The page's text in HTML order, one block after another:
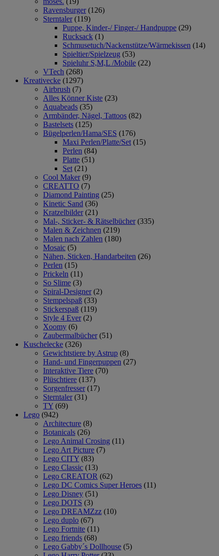
Ravensburger (126)
Sterntaler (119)
Puppe, Kinder-/ Finger-/ Handpuppe (29)
Rucksack (1)
Schmusetuch/Nackenstütze/Wärmekissen (14)
Spieltier/Spielzeug (53)
Spieluhr S,M,L /Mobile (22)
VTech (268)
Kreativecke (1297)
Airbrush (7)
Alles Könner Kiste (23)
Aquabeads (35)
Armbänder, Nägel, Tattoos (82)
Bastelsets (125)
Bügelperlen/Hama/SES (176)
Maxi Perlen/Platte/Set (15)
Perlen (84)
Platte (51)
Set (21)
Cool Maker (9)
CREATTO (7)
Diamond Painting (25)
Kinetic Sand (36)
Kratzelbilder (21)
Mal-, Sticker- & Rätselbücher (335)
Malen & Zeichnen (219)
Malen nach Zahlen (180)
Mosaic (5)
Nähen, Sticken, Handarbeiten (26)
Perlen (15)
Prickeln (11)
So Slime (3)
Spiral-Designer (2)
Stempelspaß (33)
Stickerspaß (119)
Style 4 Ever (2)
Xoomy (6)
Zaubermalbücher (51)
Kuschelecke (326)
Gewichtstiere by Astrup (8)
Hand- und Fingerpuppen (27)
Interaktive Tiere (70)
Plüschtiere (137)
Sorgenfresser (17)
Sterntaler (31)
TY (69)
Lego (942)
Architecture (8)
Botanicals (26)
Lego Animal Crosing (11)
Lego Art Picture (7)
Lego CITY (83)
Lego Classic (13)
Lego CREATOR (62)
Lego DC Comics Super Heroes (11)
Lego Disney (51)
Lego DOTS (3)
Lego DREAMZzz (10)
Lego duplo (67)
Lego Fortnite (11)
Lego friends (68)
Lego Gabby´s Dollhouse (5)